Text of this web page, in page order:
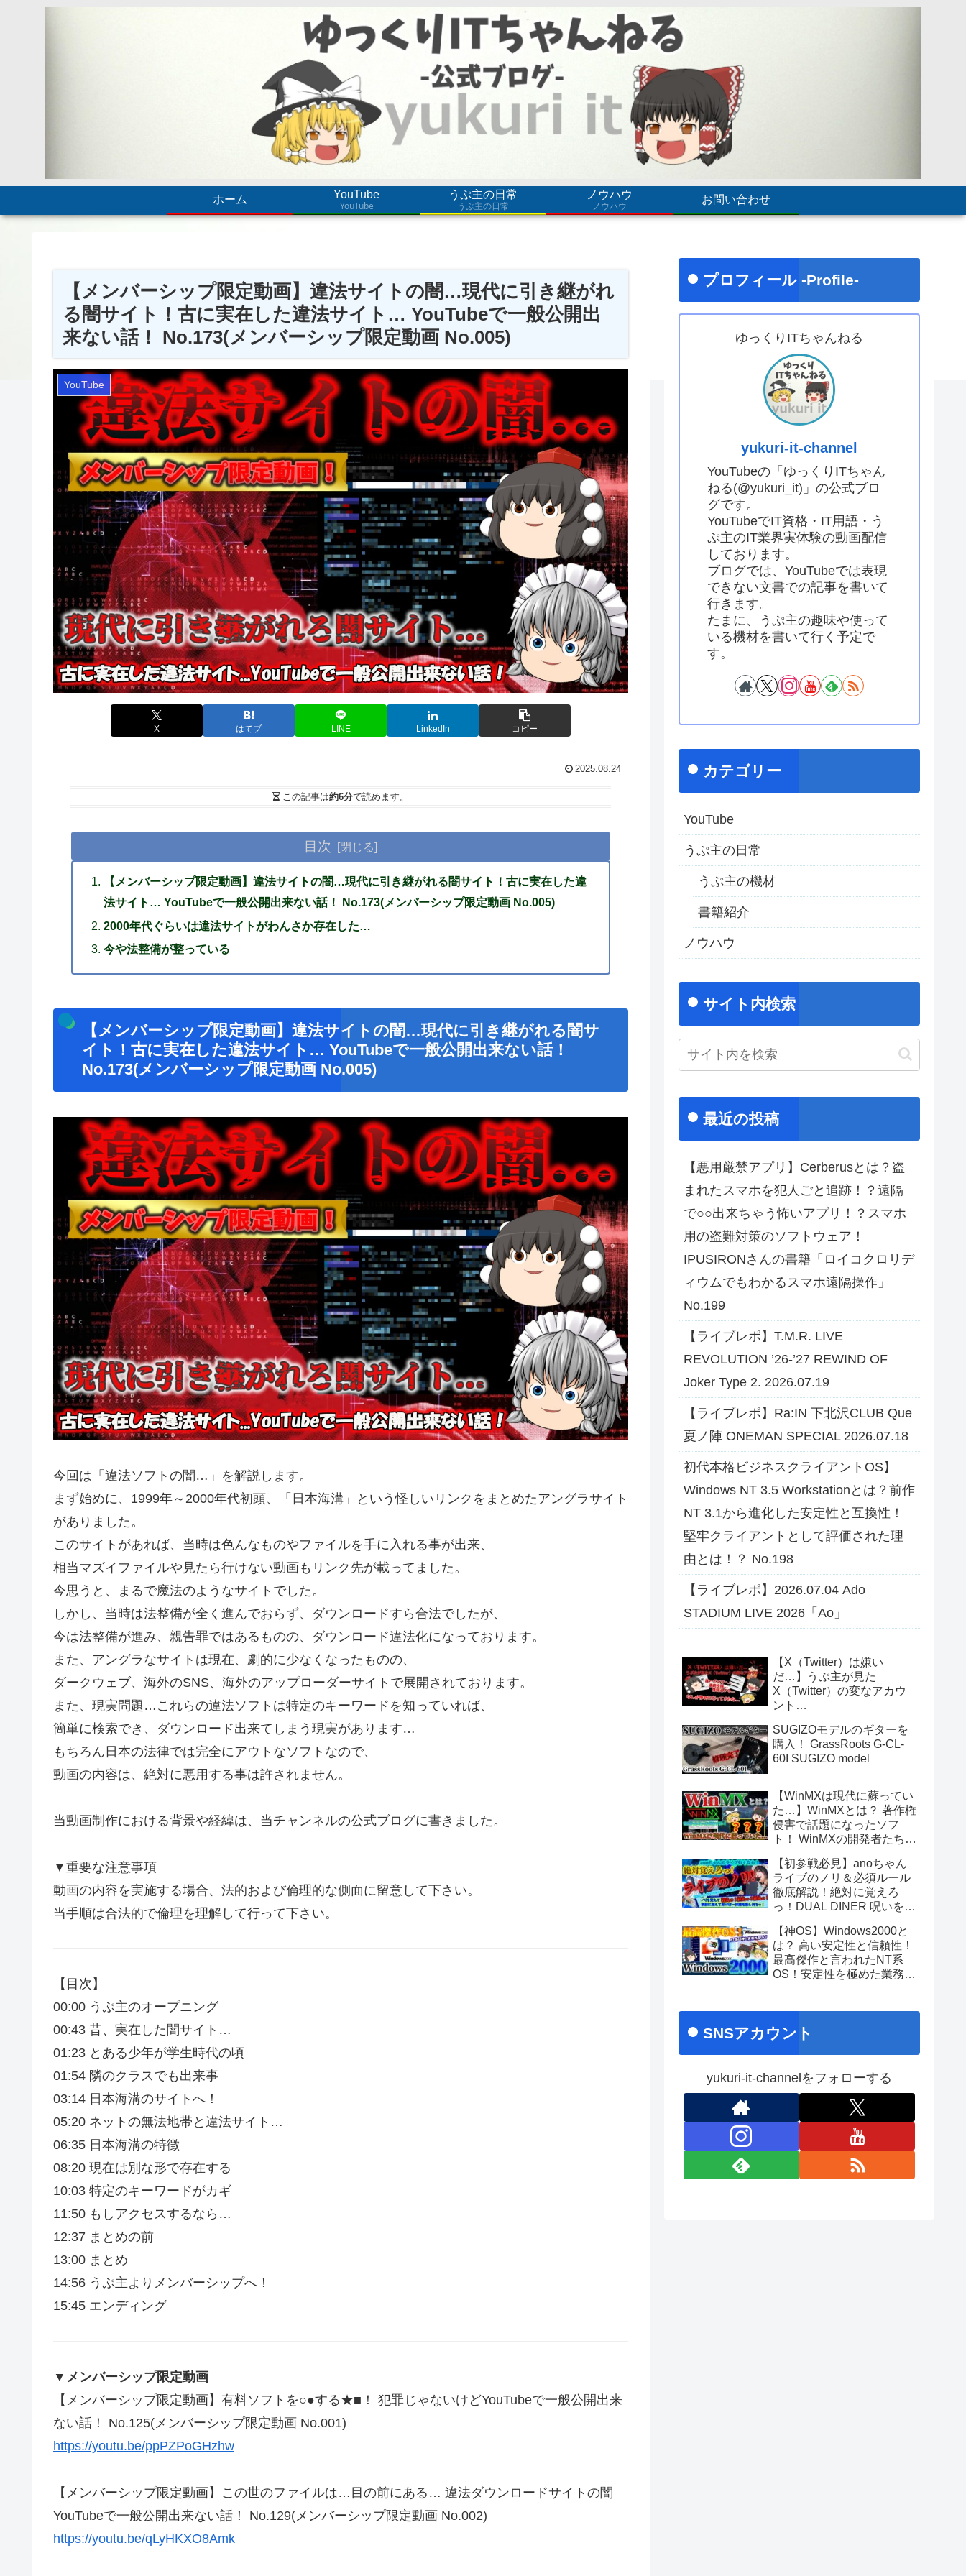
ホーム
YouTube
YouTube
うぷ主の日常
うぷ主の日常
ノウハウ
ノウハウ
お問い合わせ
【メンバーシップ限定動画】違法サイトの闇…現代に引き継がれ
る闇サイト！古に実在した違法サイト… YouTubeで一般公開出
来ない話！ No.173(メンバーシップ限定動画 No.005)
YouTube
X はてブ LINE LinkedIn コピー
2025.08.24
この記事は約6分で読めます。
目次
【メンバーシップ限定動画】違法サイトの闇…現代に引き継がれる闇サイト！古に実在した違
法サイト… YouTubeで一般公開出来ない話！ No.173(メンバーシップ限定動画 No.005)
2000年代ぐらいは違法サイトがわんさか存在した…
今や法整備が整っている
【メンバーシップ限定動画】違法サイトの闇…現代に引き継がれる闇サ
イト！古に実在した違法サイト… YouTubeで一般公開出来ない話！
No.173(メンバーシップ限定動画 No.005)
今回は「違法ソフトの闇…」を解説します。
まず始めに、1999年～2000年代初頭、「日本海溝」という怪しいリンクをまとめたアングラサイト
がありました。
このサイトがあれば、当時は色んなものやファイルを手に入れる事が出来、
相当マズイファイルや見たら行けない動画もリンク先が載ってました。
今思うと、まるで魔法のようなサイトでした。
しかし、当時は法整備が全く進んでおらず、ダウンロードすら合法でしたが、
今は法整備が進み、親告罪ではあるものの、ダウンロード違法化になっております。
また、アングラなサイトは現在、劇的に少なくなったものの、
ダークウェブ、海外のSNS、海外のアップローダーサイトで展開されております。
また、現実問題…これらの違法ソフトは特定のキーワードを知っていれば、
簡単に検索でき、ダウンロード出来てしまう現実があります…
もちろん日本の法律では完全にアウトなソフトなので、
動画の内容は、絶対に悪用する事は許されません。
当動画制作における背景や経緯は、当チャンネルの公式ブログに書きました。
▼重要な注意事項
動画の内容を実施する場合、法的および倫理的な側面に留意して下さい。
当手順は合法的で倫理を理解して行って下さい。
【目次】
00:00 うぷ主のオープニング
00:43 昔、実在した闇サイト…
01:23 とある少年が学生時代の頃
01:54 隣のクラスでも出来事
03:14 日本海溝のサイトへ！
05:20 ネットの無法地帯と違法サイト…
06:35 日本海溝の特徴
08:20 現在は別な形で存在する
10:03 特定のキーワードがカギ
11:50 もしアクセスするなら…
12:37 まとめの前
13:00 まとめ
14:56 うぷ主よりメンバーシップへ！
15:45 エンディング
▼メンバーシップ限定動画
【メンバーシップ限定動画】有料ソフトを○●する★■！ 犯罪じゃないけどYouTubeで一般公開出来
ない話！ No.125(メンバーシップ限定動画 No.001)
https://youtu.be/ppPZPoGHzhw
【メンバーシップ限定動画】この世のファイルは…目の前にある… 違法ダウンロードサイトの闇
YouTubeで一般公開出来ない話！ No.129(メンバーシップ限定動画 No.002)
https://youtu.be/qLyHKXO8Amk
プロフィール -Profile-
ゆっくりITちゃんねる
yukuri-it-channel
YouTubeの「ゆっくりITちゃん
ねる(@yukuri_it)」の公式ブロ
グです。
YouTubeでIT資格・IT用語・う
ぷ主のIT業界実体験の動画配信
しております。
ブログでは、YouTubeでは表現
できない文書での記事を書いて
行きます。
たまに、うぷ主の趣味や使って
いる機材を書いて行く予定で
す。
カテゴリー
YouTube
うぷ主の日常
うぷ主の機材
書籍紹介
ノウハウ
サイト内検索
最近の投稿
【悪用厳禁アプリ】Cerberusとは？盗
まれたスマホを犯人ごと追跡！？遠隔
で○○出来ちゃう怖いアプリ！？スマホ
用の盗難対策のソフトウェア！
IPUSIRONさんの書籍「ロイコクロリデ
ィウムでもわかるスマホ遠隔操作」
No.199
【ライブレポ】T.M.R. LIVE
REVOLUTION ’26-’27 REWIND OF
Joker Type 2. 2026.07.19
【ライブレポ】Ra:IN 下北沢CLUB Que
夏ノ陣 ONEMAN SPECIAL 2026.07.18
初代本格ビジネスクライアントOS】
Windows NT 3.5 Workstationとは？前作
NT 3.1から進化した安定性と互換性！
堅牢クライアントとして評価された理
由とは！？ No.198
【ライブレポ】2026.07.04 Ado
STADIUM LIVE 2026「Ao」
【X（Twitter）は嫌い
だ…】うぷ主が見た
X（Twitter）の変なアカウ
ント…
SUGIZOモデルのギターを
購入！ GrassRoots G-CL-
60I SUGIZO model
【WinMXは現代に蘇ってい
た…】WinMXとは？ 著作権
侵害で話題になったソフ
ト！ WinMXの開発者たちが
「Fopnu」とは？ No.140
【初参戦必見】anoちゃん
ライブのノリ＆必須ルール
徹底解説！絶対に覚えろ
っ！DUAL DINER 呪いをか
あのちゃんライブ
【神OS】Windows2000と
は？ 高い安定性と信頼性！
最高傑作と言われたNT系
OS！安定性を極めた業務向
SNSアカウント
yukuri-it-channelをフォローする